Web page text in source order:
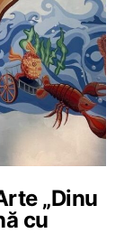
„Dinu
cu